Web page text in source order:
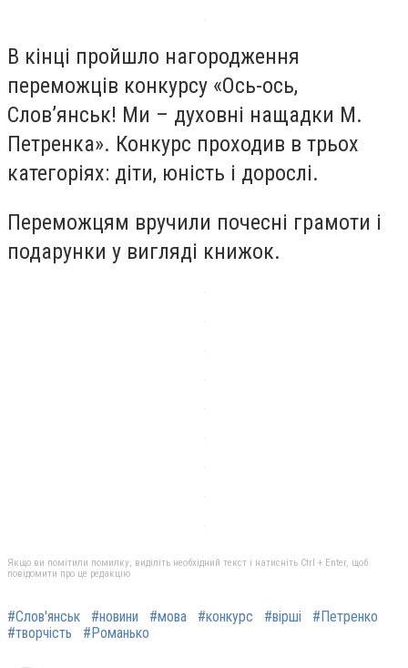
В кінці пройшло нагородження
переможців конкурсу «Ось-ось,
Слов’янськ! Ми – духовні нащадки М.
Петренка». Конкурс проходив в трьох
категоріях: діти, юність і дорослі.
Переможцям вручили почесні грамоти і
подарунки у вигляді книжок.
Якщо ви помітили помилку, виділіть необхідний текст і натисніть Ctrl + Enter, щоб
повідомити про це редакцію
#Слов'янськ #новини #мова #конкурс #вірші
#Петренко
#творчість
#Романько